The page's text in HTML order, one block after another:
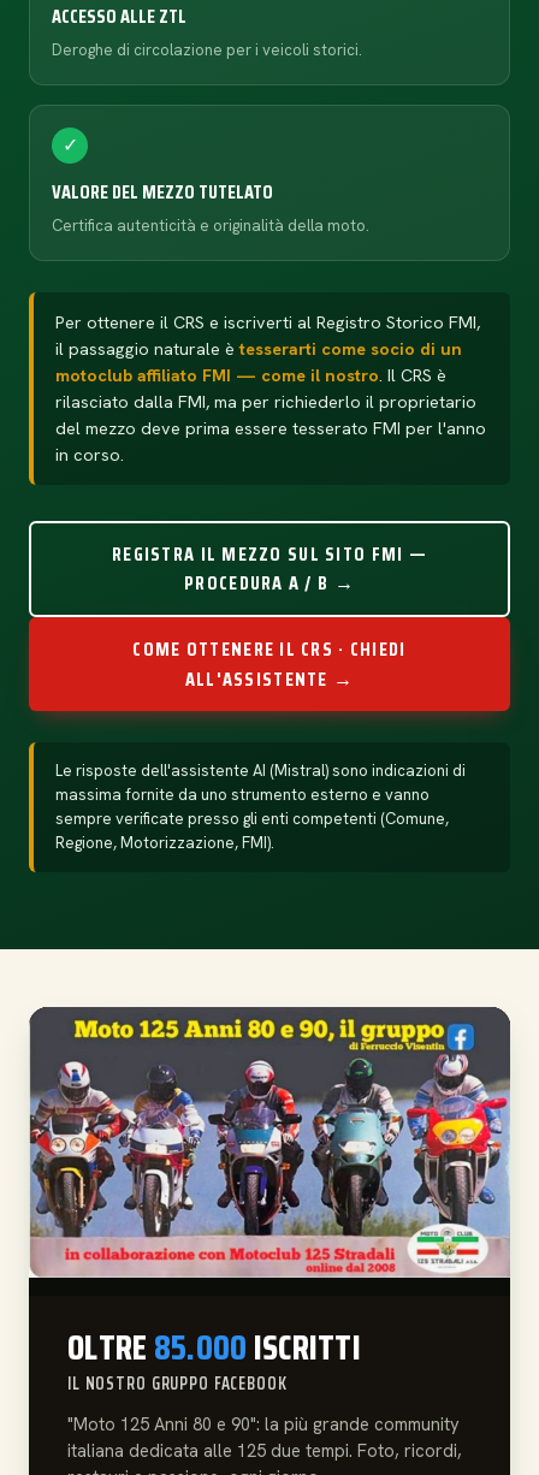
ACCESSO ALLE ZTL
Deroghe di circolazione per i veicoli storici.
✓
VALORE DEL MEZZO TUTELATO
Certifica autenticità e originalità della moto.
Per ottenere il CRS e iscriverti al Registro Storico FMI,
il passaggio naturale ètesserarti come socio di un
motoclub affiliato FMI — come il nostro. Il CRS è
rilasciato dalla FMI, ma per richiederlo il proprietario
del mezzo deve prima essere tesserato FMI per l'anno
in corso.
REGISTRA IL MEZZO SUL SITO FMI —
PROCEDURA A / B →
COME OTTENERE IL CRS · CHIEDI
ALL'ASSISTENTE →
Le risposte dell'assistente AI (Mistral) sono indicazioni di
massima fornite da uno strumento esterno e vanno
sempre verificate presso gli enti competenti (Comune,
Regione, Motorizzazione, FMI).
OLTRE85.000ISCRITTI
IL NOSTRO GRUPPO FACEBOOK
"Moto 125 Anni 80 e 90": la più grande community
italiana dedicata alle 125 due tempi. Foto, ricordi,